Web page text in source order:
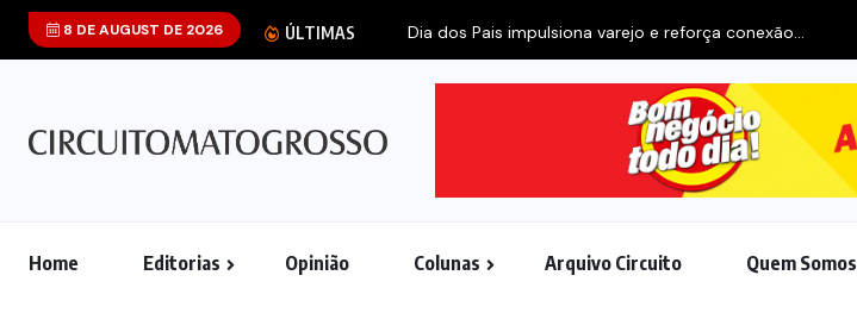
8 DE AUGUST DE 2026 ÚLTIMAS Dia dos Pais impulsiona varejo e reforça conexão...
Home Editorias Opinião Colunas Arquivo Circuito Quem Somos